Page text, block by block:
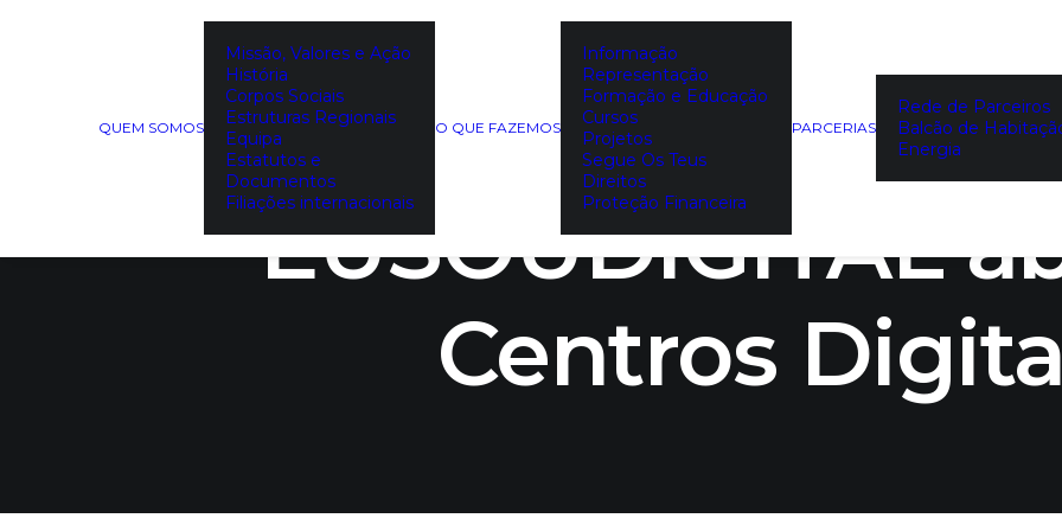
QUEM SOMOS
Missão, Valores e Ação
História
Corpos Sociais
Estruturas Regionais
Equipa
Estatutos e
Documentos
Filiações internacionais
O QUE FAZEMOS
Informação
Representação
Formação e Educação
Cursos
Projetos
Segue Os Teus
Direitos
Proteção Financeira
PARCERIAS
Rede de Parceiros
Balcão de
Energia
DECO e
EUSOUDIGITAL
Centros